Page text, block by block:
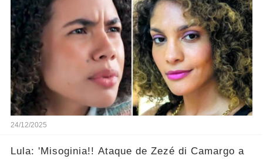
24/12/2025
Lula: 'Misoginia!! Ataque de Zezé di Camargo a